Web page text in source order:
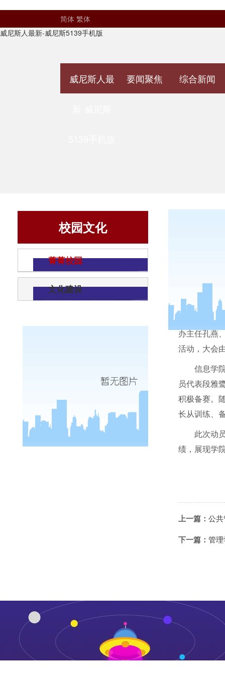
简体 繁体
威尼斯人最新-威尼斯5139手机版
威尼斯人最 要闻聚焦 综合新闻
校园文化
菁菁校园
文化建设
10日
办主任孔燕
活动，大会
信息学
员代表段雅
积极备赛。
长从训练、
此次动
绩，展现学
上一篇： 公
下一篇： 管理